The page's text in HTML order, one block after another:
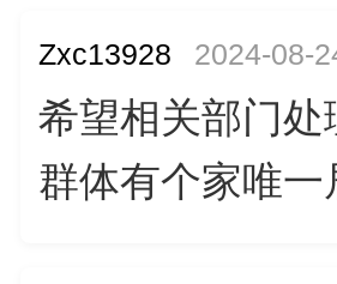
Zxc13928 2024-08-
希望相关部门
群体有个家唯一